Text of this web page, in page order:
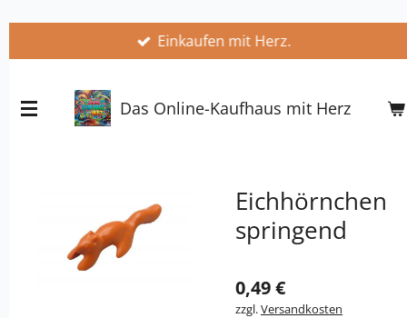
springen
Einkaufen mit Herz.
Das Online-Kaufhaus mit Herz
Eichhörnchen
springend
0,49 €
zzgl.Versandkosten